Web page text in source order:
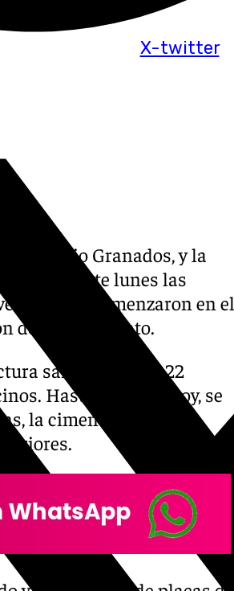
X-twitter
Antonio Granados, y la
visitado este lunes las
que comenzaron en el
del 36 por ciento.
sanitaria es de 22
Hasta el día de hoy, se
la cimentación y la